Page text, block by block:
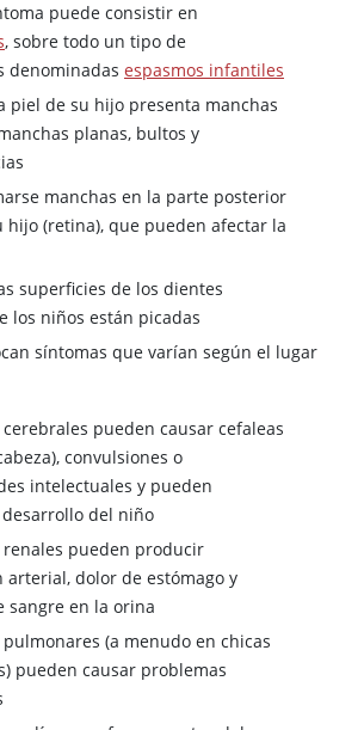
puede consistir en
, sobre todo un tipo de
denominadas espasmos infantiles
piel de su hijo presenta manchas
planas, bultos y
manchas en la parte posterior
hijo (retina), que pueden afectar la
superficies de los dientes
los niños están picadas
síntomas que varían según el lugar
pueden causar cefaleas
convulsiones o
intelectuales y pueden
del niño
renales pueden producir
arterial, dolor de estómago y
sangre en la orina
(a menudo en chicas
pueden causar problemas